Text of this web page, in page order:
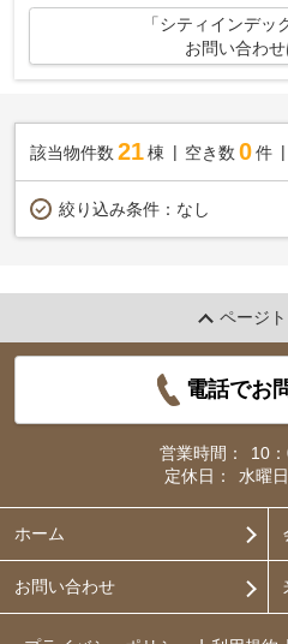
「シティインデッ
お問い合わ
該当物件数 21棟 空き数 0 件
絞り込み条件： なし
ページ
電話でお
営業時間：
10
定休日：
水曜
ホーム
お問い合わせ